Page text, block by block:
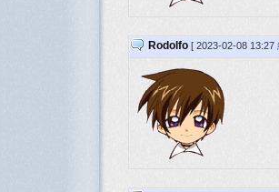
Rodolfo [ 2023-02-08 13:27